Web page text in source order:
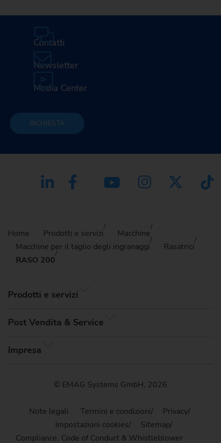
Contatti
Newsletter
Media Center
RICHIESTA
Home Prodotti e servizi
Macchine
Macchine per il taglio degli ingranaggi
Rasatrici
RASO 200
Prodotti e servizi
Post Vendita & Service
Impresa
© EMAG Systems GmbH, 2026
Note legali Termini e condizioni
Privacy
Impostazioni cookies
Sitemap
Compliance, Code of Conduct & Whistleblower